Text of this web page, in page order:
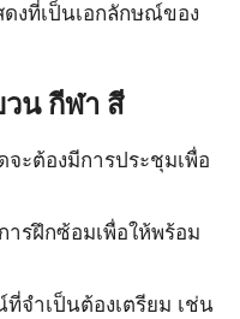
งที่เป็นเอกลักษณ์ของ
น กีฬา สี
จะต้องมีการประชุมเพื่อ
ารฝึกซ้อมเพื่อให้พร้อม
จำเป็นต้องเตรียม เช่น